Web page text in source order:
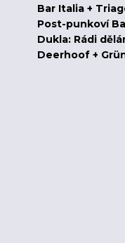
Bar Italia +
Post-punkoví
Dukla: Rádi
Deerhoof +